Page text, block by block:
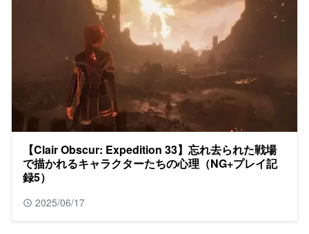
【Clair Obscur: Expedition 33】忘れ去られた戦場
で描かれるキャラクターたちの心理（NG+プレイ記
録5）
2025/06/17